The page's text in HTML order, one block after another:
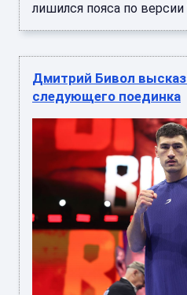
лишился пояса по версии
Дмитрий Бивол
следующего поединка